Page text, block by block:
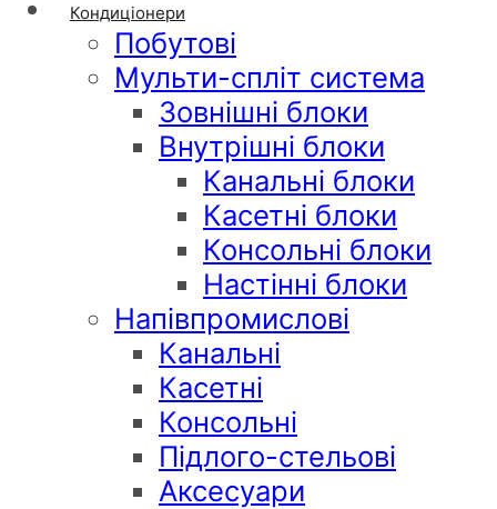
Кондиціонери
Побутові
Мульти-спліт система
Зовнішні блоки
Внутрішні блоки
Канальні блоки
Касетні блоки
Консольні блоки
Настінні блоки
Напівпромислові
Канальні
Касетні
Консольні
Підлого-стельові
Аксесуари